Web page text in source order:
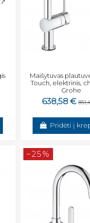
Maišytuvas
Touch, elektrinis,
Grohe
638,58 €
Pridėti į
−25%